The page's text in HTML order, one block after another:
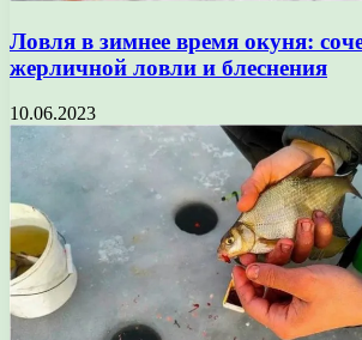
Ловля в зимнее время окуня:
жерличной ловли и блеснения
10.06.2023